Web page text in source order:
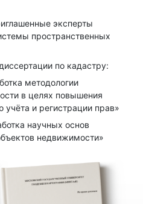
эксперты
пространственных
по кадастру:
методологии
в целях повышения
учёта и регистрации прав»
научных основ
недвижимости»